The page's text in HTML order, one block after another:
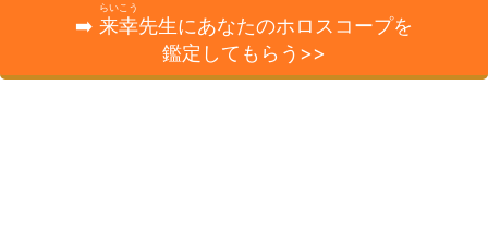
➡️ 来幸
らいこう
先生にあなたのホロスコープを
鑑定してもらう>>